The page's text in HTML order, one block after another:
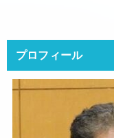
プロフィール